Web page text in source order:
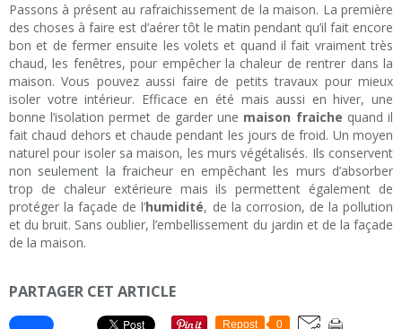
Passons à présent au rafraichissement de la maison. La première
des choses à faire est d’aérer tôt le matin pendant qu’il fait encore
bon et de fermer ensuite les volets et quand il fait vraiment très
chaud, les fenêtres, pour empêcher la chaleur de rentrer dans la
maison. Vous pouvez aussi faire de petits travaux pour mieux
isoler votre intérieur. Efficace en été mais aussi en hiver, une
bonne l’isolation permet de garder une maison fraiche quand il
fait chaud dehors et chaude pendant les jours de froid. Un moyen
naturel pour isoler sa maison, les murs végétalisés. Ils conservent
non seulement la fraicheur en empêchant les murs d’absorber
trop de chaleur extérieure mais ils permettent également de
protéger la façade de l’humidité, de la corrosion, de la pollution
et du bruit. Sans oublier, l’embellissement du jardin et de la façade
de la maison.
PARTAGER CET ARTICLE
Repost 0